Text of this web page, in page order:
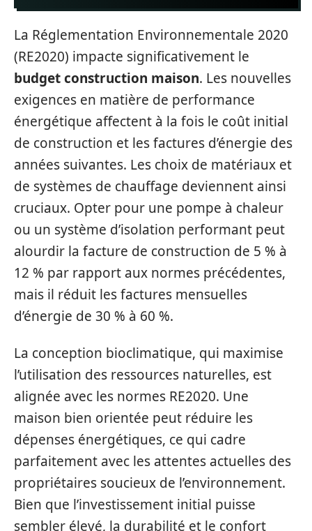
La Réglementation Environnementale 2020
(RE2020) impacte significativement le
budget construction maison. Les nouvelles
exigences en matière de performance
énergétique affectent à la fois le coût initial
de construction et les factures d’énergie des
années suivantes. Les choix de matériaux et
de systèmes de chauffage deviennent ainsi
cruciaux. Opter pour une pompe à chaleur
ou un système d’isolation performant peut
alourdir la facture de construction de 5 % à
12 % par rapport aux normes précédentes,
mais il réduit les factures mensuelles
d’énergie de 30 % à 60 %.
La conception bioclimatique, qui maximise
l’utilisation des ressources naturelles, est
alignée avec les normes RE2020. Une
maison bien orientée peut réduire les
dépenses énergétiques, ce qui cadre
parfaitement avec les attentes actuelles des
propriétaires soucieux de l’environnement.
Bien que l’investissement initial puisse
sembler élevé, la durabilité et le confort